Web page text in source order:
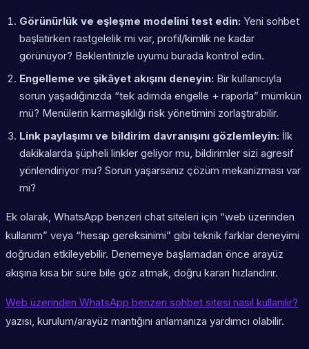
Görünürlük ve eşleşme modelini test edin: Yeni sohbet
başlatırken rastgelelik mi var, profil/kimlik ne kadar
görünüyor? Beklentinizle uyumu burada kontrol edin.
Engelleme ve şikâyet akışını deneyin: Bir kullanıcıyla
sorun yaşadığınızda “tek adımda engelle + raporla” mümkün
mü? Menülerin karmaşıklığı risk yönetimini zorlaştırabilir.
Link paylaşımı ve bildirim davranışını gözlemleyin: İlk
dakikalarda şüpheli linkler geliyor mu, bildirimler sizi agresif
yönlendiriyor mu? Sorun yaşarsanız çözüm mekanizması var
mı?
Ek olarak, WhatsApp benzeri chat siteleri için “web üzerinden
kullanım” veya “hesap gereksinimi” gibi teknik farklar deneyimi
doğrudan etkileyebilir. Denemeye başlamadan önce arayüz
akışına kısa bir süre bile göz atmak, doğru kararı hızlandırır.
Web üzerinden WhatsApp benzeri sohbet sitesi nasıl kullanılır?
yazısı, kurulum/arayüz mantığını anlamanıza yardımcı olabilir.